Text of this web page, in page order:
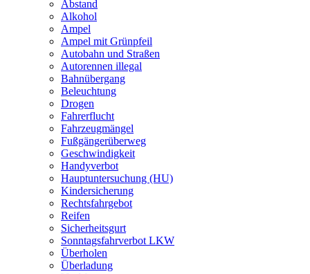
Abstand
Alkohol
Ampel
Ampel mit Grünpfeil
Autobahn und Straßen
Autorennen illegal
Bahnübergang
Beleuchtung
Drogen
Fahrerflucht
Fahrzeugmängel
Fußgängerüberweg
Geschwindigkeit
Handyverbot
Hauptuntersuchung (HU)
Kindersicherung
Rechtsfahrgebot
Reifen
Sicherheitsgurt
Sonntagsfahrverbot LKW
Überholen
Überladung